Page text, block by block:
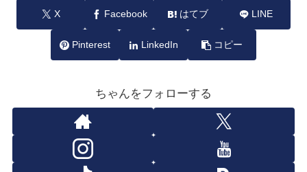
X Facebook はてブ LINE
Pinterest LinkedIn コピー
ちゃんをフォローする